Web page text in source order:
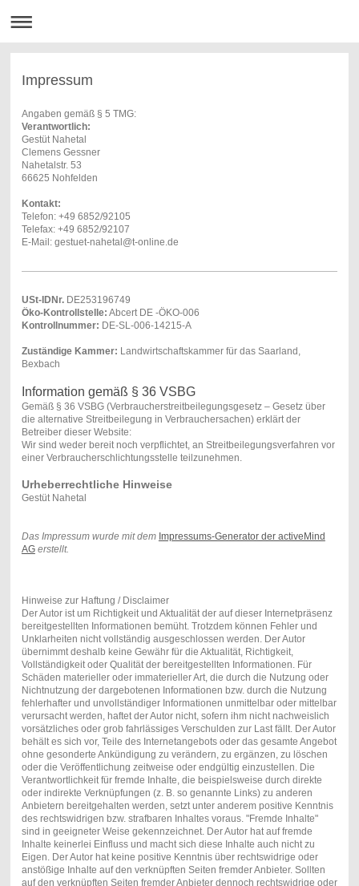
Impressum
Angaben gemäß § 5 TMG:
Verantwortlich:
Gestüt Nahetal
Clemens Gessner
Nahetalstr. 53
66625 Nohfelden
Kontakt:
Telefon: +49 6852/92105
Telefax: +49 6852/92107
E-Mail: gestuet-nahetal@t-online.de
USt-IDNr.DE253196749
Öko-Kontrollstelle: Abcert DE -ÖKO-006
Kontrollnummer: DE-SL-006-14215-A
Zuständige Kammer: Landwirtschaftskammer für das Saarland,
Bexbach
Information gemäß § 36 VSBG
Gemäß § 36 VSBG (Verbraucherstreitbeilegungsgesetz – Gesetz über
die alternative Streitbeilegung in Verbrauchersachen) erklärt der
Betreiber dieser Website:
Wir sind weder bereit noch verpflichtet, an Streitbeilegungsverfahren vor
einer Verbraucherschlichtungsstelle teilzunehmen.
Urheberrechtliche Hinweise
Gestüt Nahetal
Das Impressum wurde mit dem Impressums-Generator der activeMind
AGerstellt.
Hinweise zur Haftung / Disclaimer
Der Autor ist um Richtigkeit und Aktualität der auf dieser Internetpräsenz
bereitgestellten Informationen bemüht. Trotzdem können Fehler und
Unklarheiten nicht vollständig ausgeschlossen werden. Der Autor
übernimmt deshalb keine Gewähr für die Aktualität, Richtigkeit,
Vollständigkeit oder Qualität der bereitgestellten Informationen. Für
Schäden materieller oder immaterieller Art, die durch die Nutzung oder
Nichtnutzung der dargebotenen Informationen bzw. durch die Nutzung
fehlerhafter und unvollständiger Informationen unmittelbar oder mittelbar
verursacht werden, haftet der Autor nicht, sofern ihm nicht nachweislich
vorsätzliches oder grob fahrlässiges Verschulden zur Last fällt. Der Autor
behält es sich vor, Teile des Internetangebots oder das gesamte Angebot
ohne gesonderte Ankündigung zu verändern, zu ergänzen, zu löschen
oder die Veröffentlichung zeitweise oder endgültig einzustellen. Die
Verantwortlichkeit für fremde Inhalte, die beispielsweise durch direkte
oder indirekte Verknüpfungen (z. B. so genannte Links) zu anderen
Anbietern bereitgehalten werden, setzt unter anderem positive Kenntnis
des rechtswidrigen bzw. strafbaren Inhaltes voraus. "Fremde Inhalte"
sind in geeigneter Weise gekennzeichnet. Der Autor hat auf fremde
Inhalte keinerlei Einfluss und macht sich diese Inhalte auch nicht zu
Eigen. Der Autor hat keine positive Kenntnis über rechtswidrige oder
anstößige Inhalte auf den verknüpften Seiten fremder Anbieter. Sollten
auf den verknüpften Seiten fremder Anbieter dennoch rechtswidrige oder